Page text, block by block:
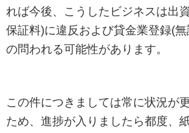
れば今後、こうしたビジネスは出
保証料)に違反および貸金業登録(無
の問われる可能性があります。
この件につきましては常に状況が
ため、進捗が入りましたら都度、